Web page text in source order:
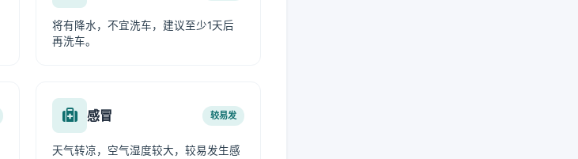
将有降水，不宜洗车，建议至少1天后
再洗车。
感冒 较易发
天气转凉，空气湿度较大，较易发生感